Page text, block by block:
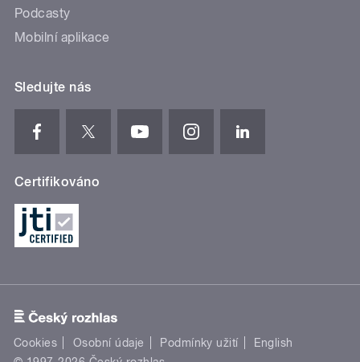
Podcasty
Mobilní aplikace
Sledujte nás
Certifikováno
Cookies Osobní údaje Podmínky užití
English